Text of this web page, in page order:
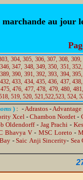
au jour
304, 305, 306, 307, 308, 309,
346, 347, 348, 349, 350, 351, 352,
389, 390, 391, 392, 393, 394, 395,
432, 433, 434, 435, 436, 437, 438,
475, 476, 477, 478, 479, 480, 481,
519, 520, 521,522,523, 524,
) : -Adrastos-
Xcel-Chambon Nordet -
Oldendorff- Jag Prachi -
Bhavya V - MSC Loreto -
-Saic Anji Sincerity- Sea